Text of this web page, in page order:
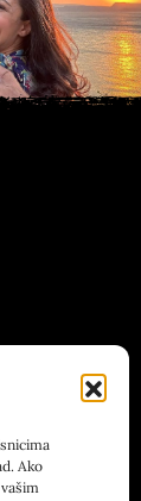
Ako